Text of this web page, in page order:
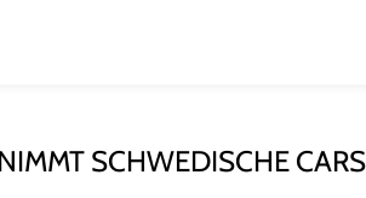
SCHWEDISCHE